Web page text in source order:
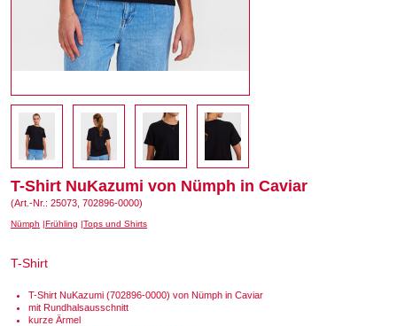
T-Shirt NuKazumi von Nümph in Caviar
(Art.-Nr.: 25073, 702896-0000)
Nümph Frühling Tops und Shirts
T-Shirt
T-Shirt NuKazumi (702896-0000) von Nümph in Caviar
mit Rundhalsausschnitt
kurze Ärmel